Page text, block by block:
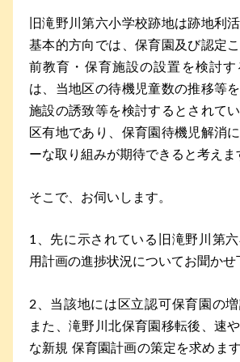
旧滝野川第六小学校跡地は跡地利
基本的方向では、保育園及び認定
前教育・保育施設の設置を検討
は、当地区の待機児童数の推移等
施設の誘致等を検討するとされて
区有地であり、保育園待機児解消
ーな取り組みが期待できると考えま
そこで、お伺いします。
1、先に示されている旧滝野川第
用計画の進捗状況についてお聞かせ
2、当該地には区立認可保育園の増
また、滝野川北保育園移転後、速
な新規 保育園計画の策定を求めま